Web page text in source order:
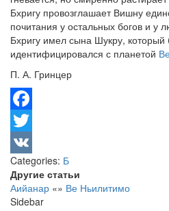
Бхригу провозглашает Вишну
почитания у остальных богов и у
Бхригу имел сына Шукру, который
идентифицировался с планетой
П. А. Гринцер
Facebook
Twitter
VK
Categories: Б
Другие статьи
Аийанар «» Ве Ньилитимо
Sidebar